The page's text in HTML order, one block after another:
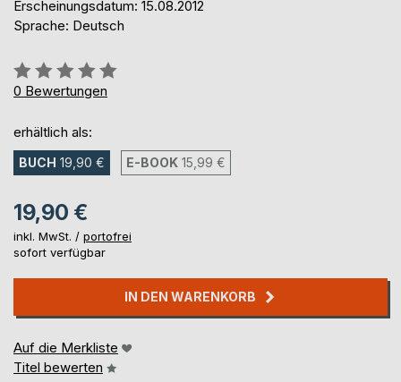
Erscheinungsdatum: 15.08.2012
Sprache: Deutsch
Bewertung::
0%
0 Bewertungen
erhältlich als:
BUCH 19,90 € E-BOOK 15,99 €
19,90 €
inkl. MwSt. / portofrei
sofort verfügbar
IN DEN WARENKORB
Auf die Merkliste
Titel bewerten